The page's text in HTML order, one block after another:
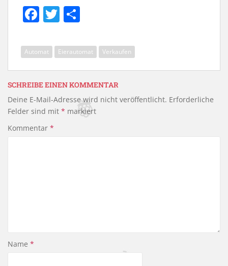
F
a
c
e
b
o
o
k
T
w
itt
er
le
n
Automat Eierautomat Verkaufen
SCHREIBE EINEN KOMMENTAR
Deine E-Mail-Adresse wird nicht veröffentlicht. Erforderliche
Felder sind mit * markiert
Kommentar *
Name *